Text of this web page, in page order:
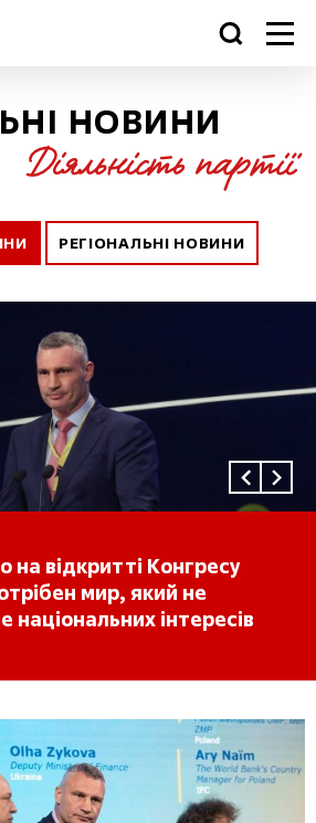
НОВИНИ
РЕГІОНАЛЬНІ НОВИНИ
на відкритті Конгресу
мир, який не
національних інтересів